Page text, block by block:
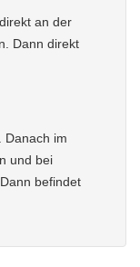
an der
Dann direkt
Danach im
und bei
befindet